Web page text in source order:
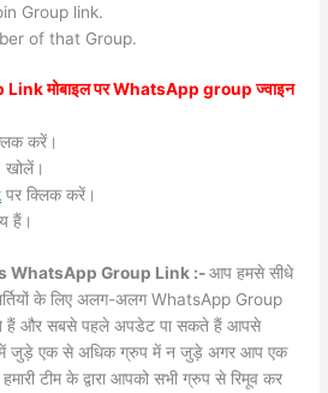
Group link.
of that Group.
मोबाइल पर WhatsApp group ज्वाइन
करें।
खोलें।
पर क्लिक करें।
हैं।
WhatsApp Group Link :-आप हमसे सीधे
के लिए अलग-अलग WhatsApp Group
और सबसे पहले अपडेट पा सकते हैं आपसे
में जुड़े एक से अधिक ग्रुप में न जुड़े अगर आप एक
टीम के द्वारा आपको सभी ग्रुप से रिमूव कर